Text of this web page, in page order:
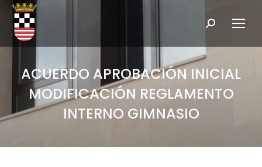
Buscar:
ACUERDO APROBACIÓN INICIAL
MODIFICACIÓN REGLAMENTO
INTERNO GIMNASIO